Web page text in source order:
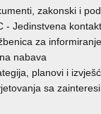
zakonski i
- Jedinstvena
za informiranje
nabava
planovi i
sa